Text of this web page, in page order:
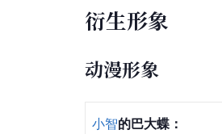
衍生形象
动漫形象
小智的巴大蝶：